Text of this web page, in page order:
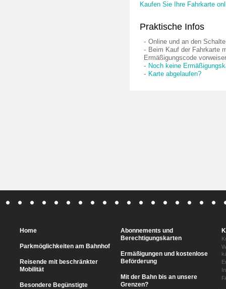
Kaufen Sie Ihre Fahrkarte
Praktische Infos
Online und an den
Beim Kauf der Fahrkarte
Ermäßigungscode
Noch keine
Karte abgelaufen?
Home
Parkmöglichkeiten am Bahnhof
Reisende mit beschränkter
Mobilität
Besondere Begünstigte
Abonnements und
Berechtigungskarten
Ermäßigungen und kostenlose
Beförderung
Mit der Bahn bis an unsere
Grenzen?